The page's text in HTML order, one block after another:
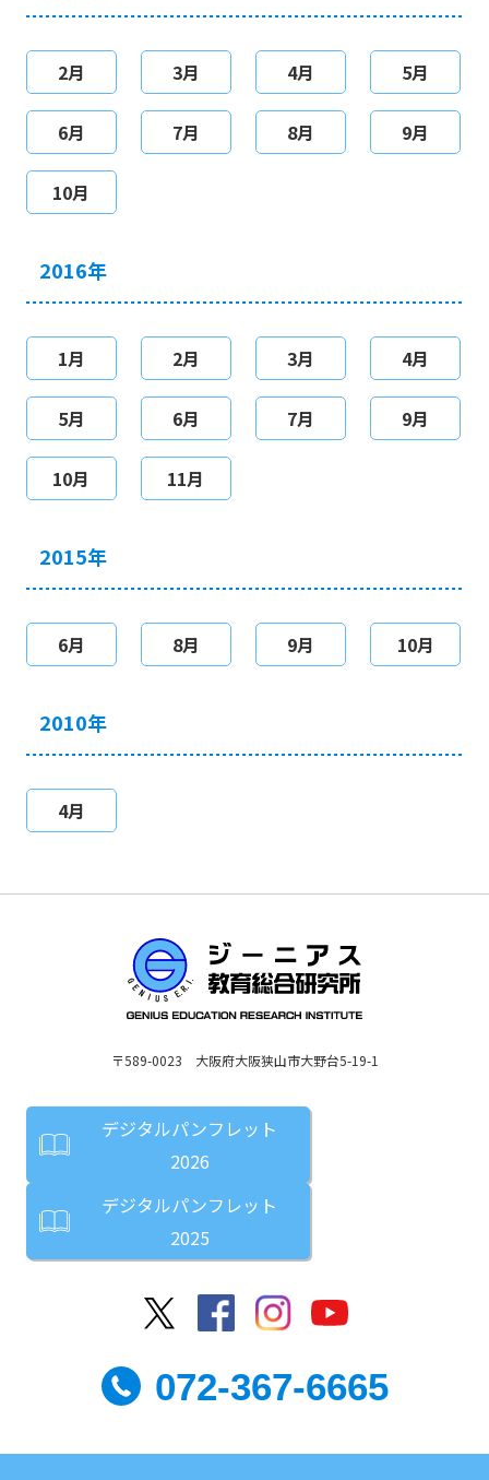
2月 3月 4月 5月
6月 7月 8月 9月
10月
2016年
1月 2月 3月 4月
5月 6月 7月 9月
10月 11月
2015年
6月 8月 9月 10月
2010年
4月
〒589-0023 大阪府大阪狭山市大野台5-19-1
デジタルパンフレット
2026
デジタルパンフレット
2025
072-367-6665